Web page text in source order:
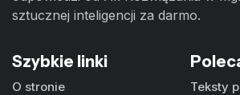
sztucznej inteligencji za darmo.
Szybkie linki
O stronie
Teksty